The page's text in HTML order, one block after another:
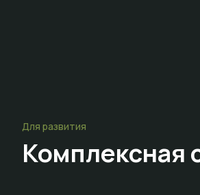
Для развития
Комплексная